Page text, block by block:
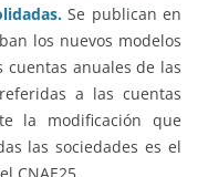
Se publican en
los nuevos modelos
anuales de las
a las cuentas
la modificación que
las sociedades es el